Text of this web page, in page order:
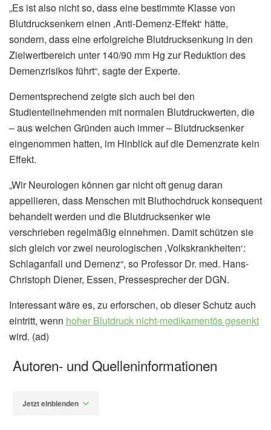
„Es ist also nicht so, dass eine bestimmte Klasse von
Blutdrucksenkern einen ‚Anti-Demenz-Effekt‘ hätte,
sondern, dass eine erfolgreiche Blutdrucksenkung in den
Zielwertbereich unter 140/90 mm Hg zur Reduktion des
Demenzrisikos führt“, sagte der Experte.
Dementsprechend zeigte sich auch bei den
Studienteilnehmenden mit normalen Blutdruckwerten, die
– aus welchen Gründen auch immer – Blutdrucksenker
eingenommen hatten, im Hinblick auf die Demenzrate kein
Effekt.
„Wir Neurologen können gar nicht oft genug daran
appellieren, dass Menschen mit Bluthochdruck konsequent
behandelt werden und die Blutdrucksenker wie
verschrieben regelmäßig einnehmen. Damit schützen sie
sich gleich vor zwei neurologischen ‚Volkskrankheiten‘:
Schlaganfall und Demenz“, so Professor Dr. med. Hans-
Christoph Diener, Essen, Pressesprecher der DGN.
Interessant wäre es, zu erforschen, ob dieser Schutz auch
eintritt, wenn hoher Blutdruck nicht-medikamentös gesenkt
wird. (ad)
Autoren- und Quelleninformationen
Jetzt einblenden